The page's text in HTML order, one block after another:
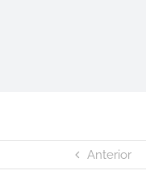
Anterior